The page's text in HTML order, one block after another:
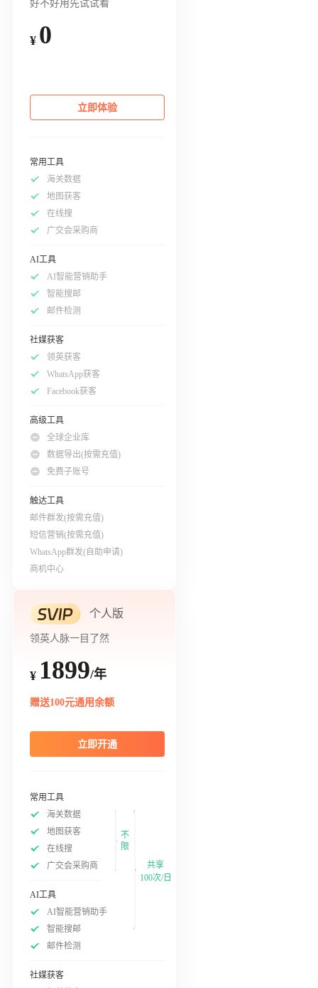
好不好用先试试看
¥ 0
立即体验
常用工具
海关数据
地图获客
在线搜
广交会采购商
AI工具
AI智能营销助手
智能搜邮
邮件检测
社媒获客
领英获客
WhatsApp获客
Facebook获客
高级工具
全球企业库
数据导出(按需充值)
免费子账号
触达工具
邮件群发(按需充值)
短信营销(按需充值)
WhatsApp群发(自助申请)
商机中心
个人版
领英人脉一目了然
¥ 1899/年
赠送100元通用余额
立即开通
常用工具
海关数据
地图获客
在线搜
广交会采购商
不
限
AI工具
AI智能营销助手
智能搜邮
邮件检测
社媒获客
共享
100次/日